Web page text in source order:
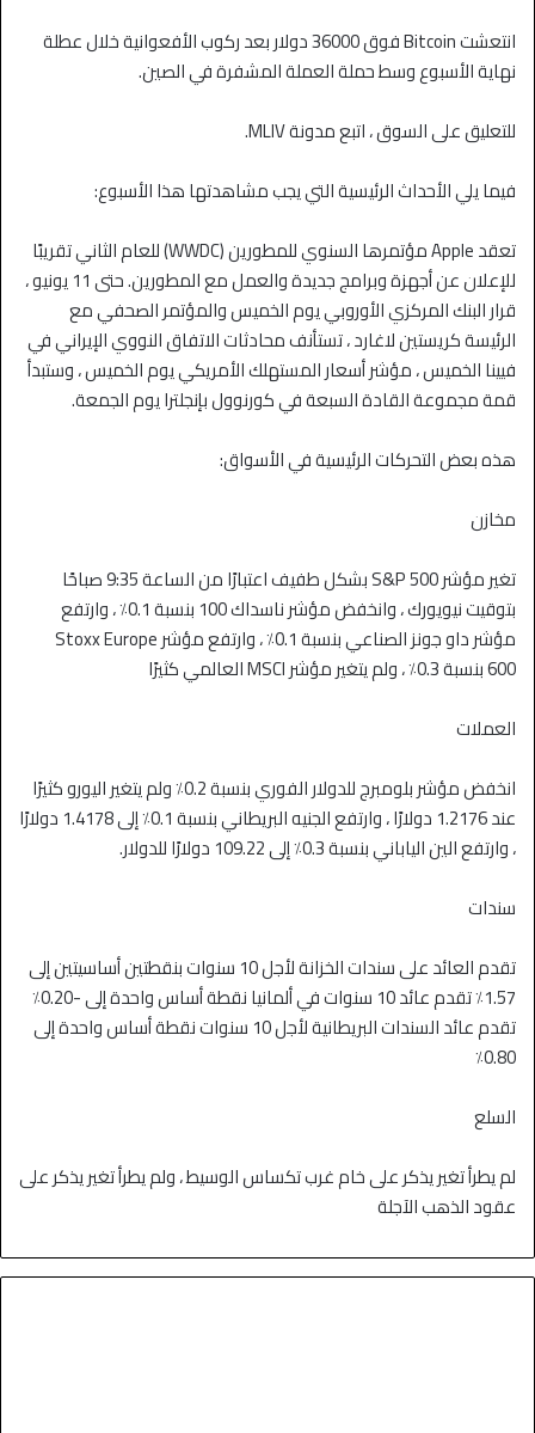
انتعشت Bitcoin فوق 36000 دولار بعد ركوب الأفعوانية خلال عطلة
نهاية الأسبوع وسط حملة العملة المشفرة في الصين.
للتعليق على السوق ، اتبع مدونة MLIV.
فيما يلي الأحداث الرئيسية التي يجب مشاهدتها هذا الأسبوع:
تعقد Apple مؤتمرها السنوي للمطورين (WWDC) للعام الثاني تقريبًا
للإعلان عن أجهزة وبرامج جديدة والعمل مع المطورين. حتى 11 يونيو ،
قرار البنك المركزي الأوروبي يوم الخميس والمؤتمر الصحفي مع
الرئيسة كريستين لاغارد ، تستأنف محادثات الاتفاق النووي الإيراني في
فيينا الخميس ، مؤشر أسعار المستهلك الأمريكي يوم الخميس ، وستبدأ
قمة مجموعة القادة السبعة في كورنوول بإنجلترا يوم الجمعة.
هذه بعض التحركات الرئيسية في الأسواق:
مخازن
تغير مؤشر S&P 500 بشكل طفيف اعتبارًا من الساعة 9:35 صباحًا
بتوقيت نيويورك ، وانخفض مؤشر ناسداك 100 بنسبة 0.1٪ ، وارتفع
مؤشر داو جونز الصناعي بنسبة 0.1٪ ، وارتفع مؤشر Stoxx Europe
600 بنسبة 0.3٪ ، ولم يتغير مؤشر MSCI العالمي كثيرًا
العملات
انخفض مؤشر بلومبرج للدولار الفوري بنسبة 0.2٪ ولم يتغير اليورو كثيرًا
عند 1.2176 دولارًا ، وارتفع الجنيه البريطاني بنسبة 0.1٪ إلى 1.4178 دولارًا
، وارتفع الين الياباني بنسبة 0.3٪ إلى 109.22 دولارًا للدولار.
سندات
تقدم العائد على سندات الخزانة لأجل 10 سنوات بنقطتين أساسيتين إلى
1.57٪ تقدم عائد 10 سنوات في ألمانيا نقطة أساس واحدة إلى -0.20٪
تقدم عائد السندات البريطانية لأجل 10 سنوات نقطة أساس واحدة إلى
0.80٪
السلع
لم يطرأ تغير يذكر على خام غرب تكساس الوسيط ، ولم يطرأ تغير يذكر على
عقود الذهب الآجلة